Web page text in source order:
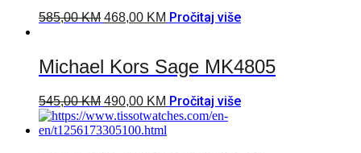
585,00KM 468,00 KM Pročitaj više
Michael Kors Sage MK4805
545,00KM 490,00 KM Pročitaj više